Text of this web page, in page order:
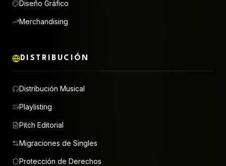
Diseño Gráfico
Merchandising
DISTRIBUCIÓN
Distribución Musical
Playlisting
Pitch Editorial
Migraciones de Singles
Protección de Derechos